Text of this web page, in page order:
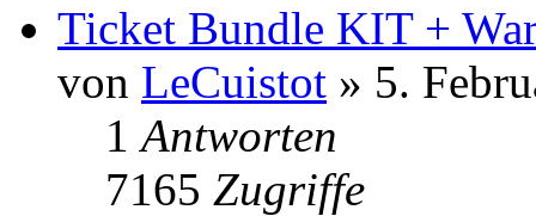
Ticket Bundle KIT +
von LeCuistot » 5.
1Antworten
7165 Zugriffe